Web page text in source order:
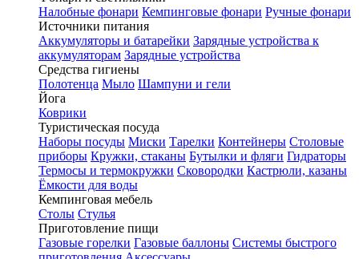
Налобные фонари Кемпинговые фонари Ручные фонари
Источники питания
Аккумуляторы и батарейки Зарядные устройства к
аккумуляторам Зарядные устройства
Средства гигиены
Полотенца Мыло Шампуни и гели
Йога
Коврики
Туристическая посуда
Наборы посуды Миски Тарелки Контейнеры Столовые
приборы Кружки, стаканы Бутылки и фляги Гидраторы
Термосы и термокружки Сковородки Кастрюли, казаны
Ёмкости для воды
Кемпинговая мебель
Столы Стулья
Приготовление пищи
Газовые горелки Газовые баллоны Системы быстрого